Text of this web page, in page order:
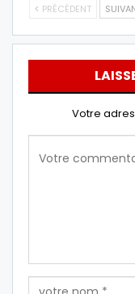
PRÉCÉDENT
Votre